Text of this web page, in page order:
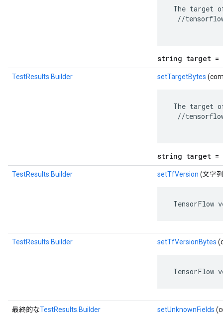
The target
//
string target =
TestResults.Builder setTargetBytes
The target
//
string target =
TestResults.Builder setTfVersion (文字
TensorFlow
TestResults.Builder setTfVersionBytes
TensorFlow
最終的なTestResults.Builder setUnknownFields